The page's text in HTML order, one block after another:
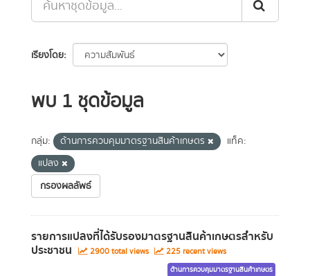
เรียงโดย
พบ 1 ชุดข้อมูล
กลุ่ม: ด้านการควบคุมมาตรฐานสินค้าเกษตร
แท็ค:
แปลง
กรองผลลัพธ์
รายการแปลงที่ได้รับรองมาตรฐานสินค้าเกษตรสำหรับ
ประชาชน 2900 total views 225 recent views
ด้านการควบคุมมาตรฐานสินค้าเกษตร